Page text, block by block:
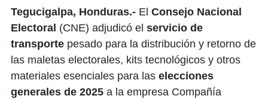
Tegucigalpa, Honduras.- El Consejo Nacional
Electoral (CNE) adjudicó el servicio de
transporte pesado para la distribución y retorno de
las maletas electorales, kits tecnológicos y otros
materiales esenciales para las elecciones
generales de 2025 a la empresa Compañía